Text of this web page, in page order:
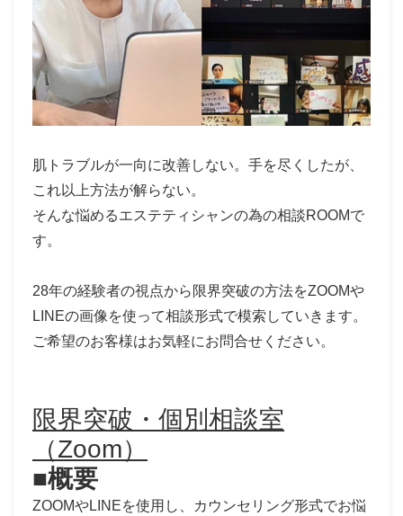
肌トラブルが一向に改善しない。手を尽くしたが、
これ以上方法が解らない。
そんな悩めるエステティシャンの為の相談ROOMで
す。
28年の経験者の視点から限界突破の方法をZOOMや
LINEの画像を使って相談形式で模索していきます。
ご希望のお客様はお気軽にお問合せください。
限界突破・個別相談室
（Zoom）
■概要
ZOOMやLINEを使用し、カウンセリング形式でお悩